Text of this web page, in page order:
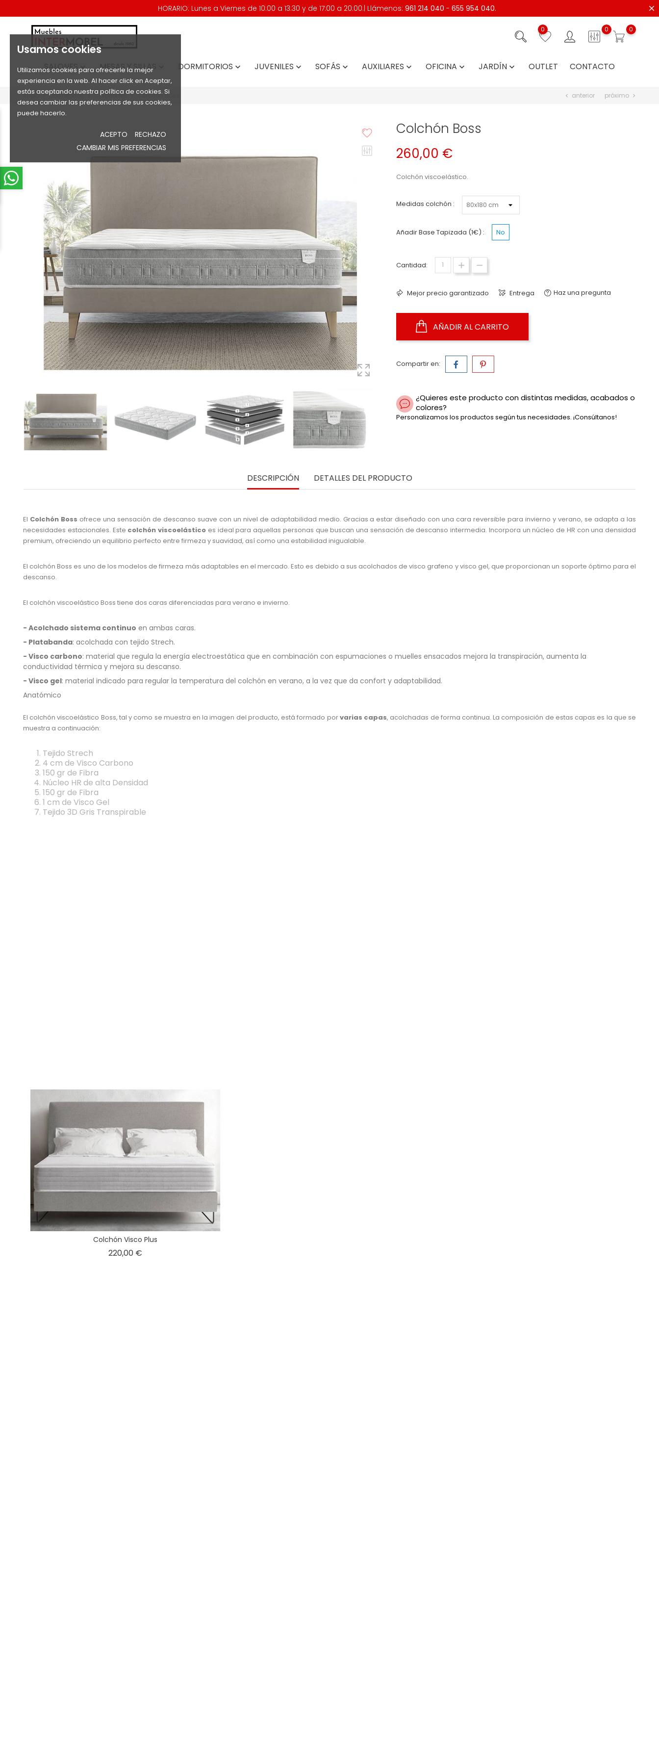
Usamos cookies
Utilizamos cookies para ofrecerle la mejor
experiencia en la web. Al hacer click en Aceptar,
estás aceptando nuestra política de cookies. Si
desea cambiar las preferencias de sus cookies,
puede hacerlo.
ACEPTO
RECHAZO
CAMBIAR MIS PREFERENCIAS
HORARIO: Lunes a Viernes de 10:00 a 13:30 y de 17:00 a 20:00.| Llámenos: 961 214 040 - 655 954 040.
0 0 0
SALONES  MESAS Y SILLAS DORMITORIOS  JUVENILES  SOFÁS  AUXILIARES  OFICINA  JARDÍN  OUTLET CONTACTO
Inicio Dormitorios Colchones Colchón Boss chevron_left anterior próximo chevron_right
Colchón Boss
260,00 €
Colchón viscoelástico.
Medidas colchón :
Añadir Base Tapizada (1€) : No
Cantidad:
Mejor precio garantizado Entrega Haz una pregunta
AÑADIR AL CARRITO
Compartir en:
¿Quieres este producto con distintas medidas, acabados o
colores?
Personalizamos los productos según tus necesidades. ¡Consúltanos!
DESCRIPCIÓN DETALLES DEL PRODUCTO
El Colchón Boss ofrece una sensación de descanso suave con un nivel de adaptabilidad medio. Gracias a estar diseñado con una cara reversible para invierno y verano, se adapta a las
necesidades estacionales. Este colchón viscoelástico es ideal para aquellas personas que buscan una sensación de descanso intermedia. Incorpora un núcleo de HR con una densidad
premium, ofreciendo un equilibrio perfecto entre firmeza y suavidad, así como una estabilidad inigualable.
El colchón Boss es uno de los modelos de firmeza más adaptables en el mercado. Esto es debido a sus acolchados de visco grafeno y visco gel, que proporcionan un soporte óptimo para el
descanso.
El colchón viscoelástico Boss tiene dos caras diferenciadas para verano e invierno.
- Acolchado sistema continuo en ambas caras.
- Platabanda: acolchada con tejido Strech.
- Visco carbono: material que regula la energía electroestática que en combinación con espumaciones o muelles ensacados mejora la transpiración, aumenta la
conductividad térmica y mejora su descanso.
- Visco gel: material indicado para regular la temperatura del colchón en verano, a la vez que da confort y adaptabilidad.
Anatómico
El colchón viscoelástico Boss, tal y como se muestra en la imagen del producto, está formado porvarias capas, acolchadas de forma continua. La composición de estas capas es la que se
muestra a continuación:
Tejido Strech
4 cm de Visco Carbono
150 gr de Fibra
Núcleo HR de alta Densidad
150 gr de Fibra
1 cm de Visco Gel
Tejido 3D Gris Transpirable
Colchón Visco Plus
220,00 €Precio